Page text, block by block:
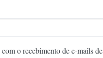
o recebimento de e-mails de